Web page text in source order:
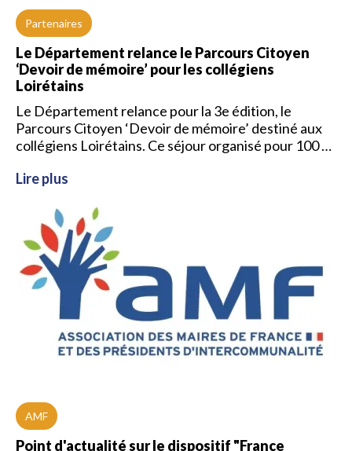
Partenaires
Le Département relance le Parcours Citoyen
‘Devoir de mémoire’ pour les collégiens
Loirétains
Le Département relance pour la 3e édition, le
Parcours Citoyen ‘Devoir de mémoire’ destiné aux
collégiens Loirétains. Ce séjour organisé pour 100 …
Lire plus
AMF
Point d'actualité sur le dispositif "France